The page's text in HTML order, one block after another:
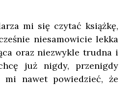
mi się czytać książkę,
niesamowicie lekka
oraz niezwykle trudna i
już nigdy, przenigdy
mi nawet powiedzieć, że